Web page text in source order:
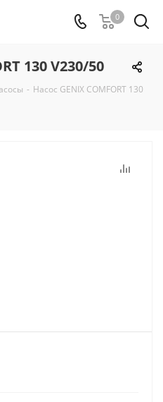
0
130 V230/50
- Насос GENIX COMFORT 130